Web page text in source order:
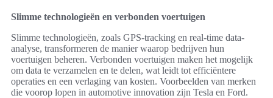
Slimme technologieën en verbonden voertuigen
Slimme technologieën, zoals GPS-tracking en real-time data-
analyse, transformeren de manier waarop bedrijven hun
voertuigen beheren. Verbonden voertuigen maken het mogelijk
om data te verzamelen en te delen, wat leidt tot efficiëntere
operaties en een verlaging van kosten. Voorbeelden van merken
die voorop lopen in automotive innovation zijn Tesla en Ford.